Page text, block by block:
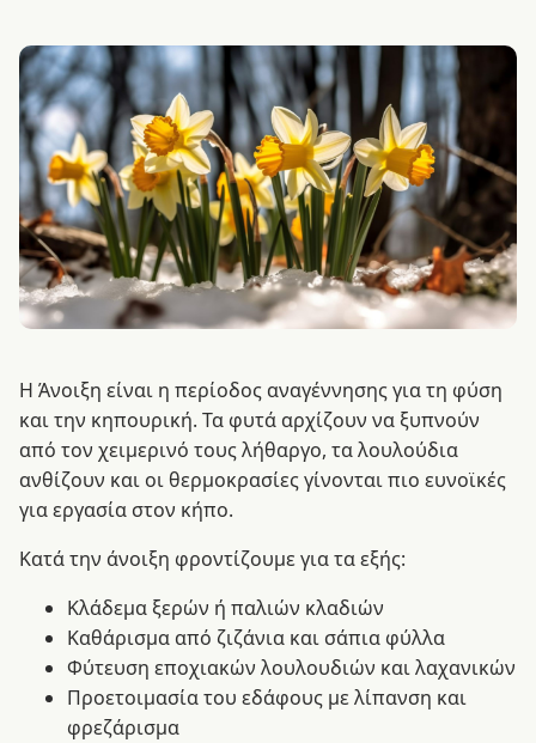
Η Άνοιξη είναι η περίοδος αναγέννησης για τη φύση
και την κηπουρική. Τα φυτά αρχίζουν να ξυπνούν
από τον χειμερινό τους λήθαργο, τα λουλούδια
ανθίζουν και οι θερμοκρασίες γίνονται πιο ευνοϊκές
για εργασία στον κήπο.
Κατά την άνοιξη φροντίζουμε για τα εξής:
Κλάδεμα ξερών ή παλιών κλαδιών
Καθάρισμα από ζιζάνια και σάπια φύλλα
Φύτευση εποχιακών λουλουδιών και λαχανικών
Προετοιμασία του εδάφους με λίπανση και
φρεζάρισμα